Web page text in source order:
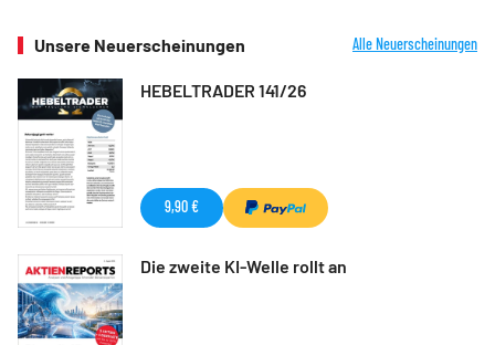
Unsere Neuerscheinungen Alle Neuerscheinungen
HEBELTRADER 141/26
9,90 €
Die zweite KI-Welle rollt an